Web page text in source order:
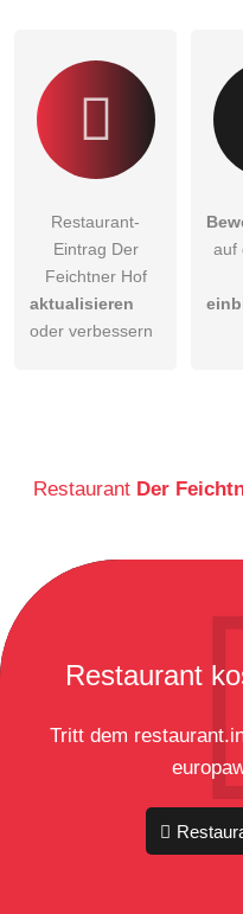
Restaurant-
Eintrag Der
Feichtner Hof
aktualisieren
oder verbessern
auf
Restaurant Der
Restaurant
Tritt dem